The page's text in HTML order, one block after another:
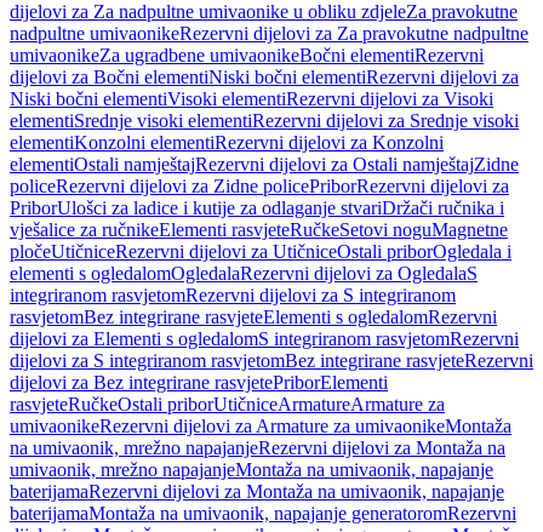
dijelovi za Za nadpultne umivaonike u obliku zdjeleZa pravokutne
nadpultne umivaonikeRezervni dijelovi za Za pravokutne nadpultne
umivaonikeZa ugradbene umivaonikeBočni elementiRezervni
dijelovi za Bočni elementiNiski bočni elementiRezervni dijelovi za
Niski bočni elementiVisoki elementiRezervni dijelovi za Visoki
elementiSrednje visoki elementiRezervni dijelovi za Srednje visoki
elementiKonzolni elementiRezervni dijelovi za Konzolni
elementiOstali namještajRezervni dijelovi za Ostali namještajZidne
policeRezervni dijelovi za Zidne policePriborRezervni dijelovi za
PriborUlošci za ladice i kutije za odlaganje stvariDržači ručnika i
vješalice za ručnikeElementi rasvjeteRučkeSetovi noguMagnetne
pločeUtičniceRezervni dijelovi za UtičniceOstali priborOgledala i
elementi s ogledalomOgledalaRezervni dijelovi za OgledalaS
integriranom rasvjetomRezervni dijelovi za S integriranom
rasvjetomBez integrirane rasvjeteElementi s ogledalomRezervni
dijelovi za Elementi s ogledalomS integriranom rasvjetomRezervni
dijelovi za S integriranom rasvjetomBez integrirane rasvjeteRezervni
dijelovi za Bez integrirane rasvjetePriborElementi
rasvjeteRučkeOstali priborUtičniceArmatureArmature za
umivaonikeRezervni dijelovi za Armature za umivaonikeMontaža
na umivaonik, mrežno napajanjeRezervni dijelovi za Montaža na
umivaonik, mrežno napajanjeMontaža na umivaonik, napajanje
baterijamaRezervni dijelovi za Montaža na umivaonik, napajanje
baterijamaMontaža na umivaonik, napajanje generatoromRezervni